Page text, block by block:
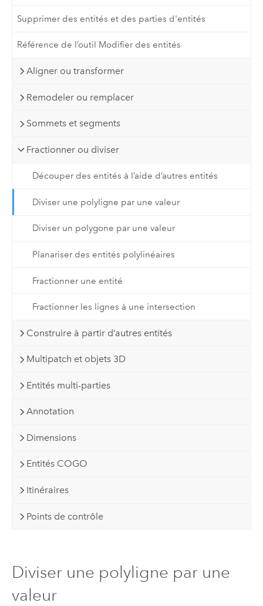
Supprimer des entités et des parties d'entités
Référence de l’outil Modifier des entités
Aligner ou transformer
Remodeler ou remplacer
Sommets et segments
Fractionner ou diviser
Découper des entités à l’aide d’autres entités
Diviser une polyligne par une valeur
Diviser un polygone par une valeur
Planariser des entités polylinéaires
Fractionner une entité
Fractionner les lignes à une intersection
Construire à partir d’autres entités
Multipatch et objets 3D
Entités multi-parties
Annotation
Dimensions
Entités COGO
Itinéraires
Points de contrôle
Diviser une polyligne par une
valeur